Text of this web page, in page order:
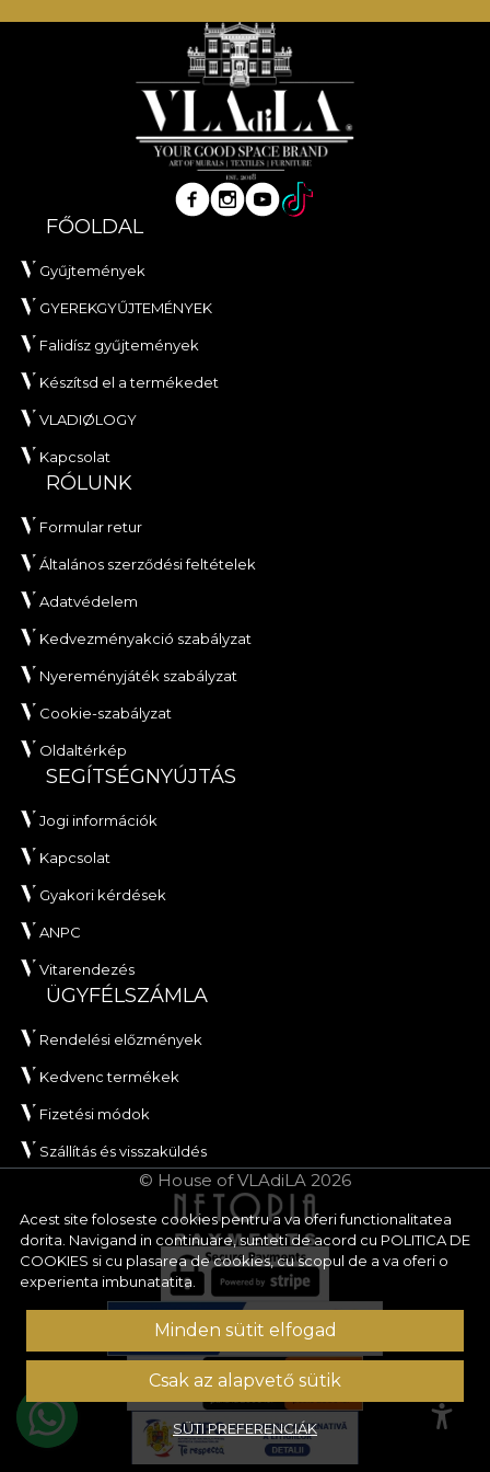
Acest site foloseste cookies pentru a va oferi functionalitatea
dorita. Navigand in continuare, sunteti de acord cu POLITICA DE
COOKIES si cu plasarea de cookies, cu scopul de a va oferi o
experienta imbunatatita.
Minden sütit elfogad
Csak az alapvető sütik
SÜTI PREFERENCIÁK
FŐOLDAL
Gyűjtemények
GYEREKGYŰJTEMÉNYEK
Falidísz gyűjtemények
Készítsd el a termékedet
VLADIØLOGY
Kapcsolat
RÓLUNK
Formular retur
Általános szerződési feltételek
Adatvédelem
Kedvezményakció szabályzat
Nyereményjáték szabályzat
Cookie-szabályzat
Oldaltérkép
SEGÍTSÉGNYÚJTÁS
Jogi információk
Kapcsolat
Gyakori kérdések
ANPC
Vitarendezés
ÜGYFÉLSZÁMLA
Rendelési előzmények
Kedvenc termékek
Fizetési módok
Szállítás és visszaküldés
© House of VLAdiLA 2026